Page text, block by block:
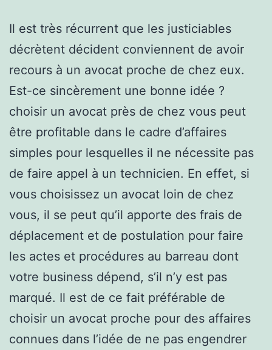
Il est très récurrent que les justiciables
décrètent décident conviennent de avoir
recours à un avocat proche de chez eux.
Est-ce sincèrement une bonne idée ?
choisir un avocat près de chez vous peut
être profitable dans le cadre d’affaires
simples pour lesquelles il ne nécessite pas
de faire appel à un technicien. En effet, si
vous choisissez un avocat loin de chez
vous, il se peut qu’il apporte des frais de
déplacement et de postulation pour faire
les actes et procédures au barreau dont
votre business dépend, s’il n’y est pas
marqué. Il est de ce fait préférable de
choisir un avocat proche pour des affaires
connues dans l’idée de ne pas engendrer